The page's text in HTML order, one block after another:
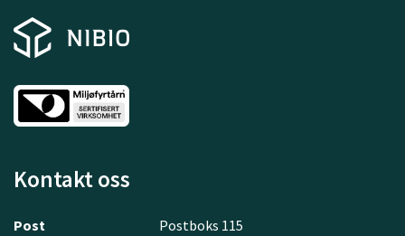
Kontakt oss
Post
Postboks 115